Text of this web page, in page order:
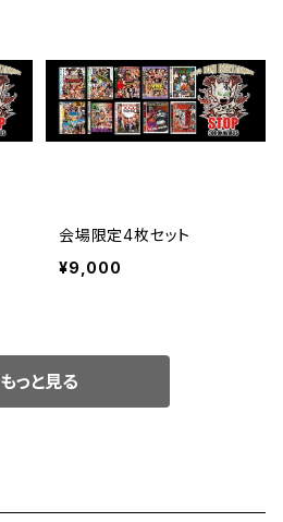
会場限定4枚セット
¥9,000
もっと見る